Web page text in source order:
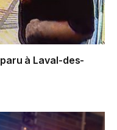
à Laval-des-